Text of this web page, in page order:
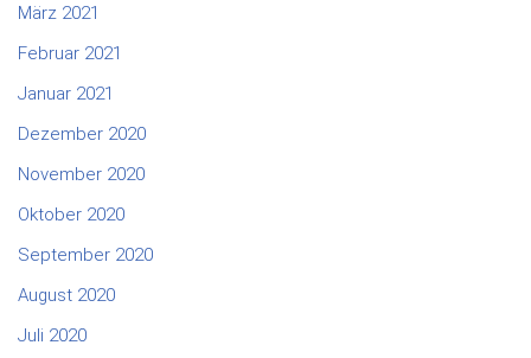
März 2021
Februar 2021
Januar 2021
Dezember 2020
November 2020
Oktober 2020
September 2020
August 2020
Juli 2020